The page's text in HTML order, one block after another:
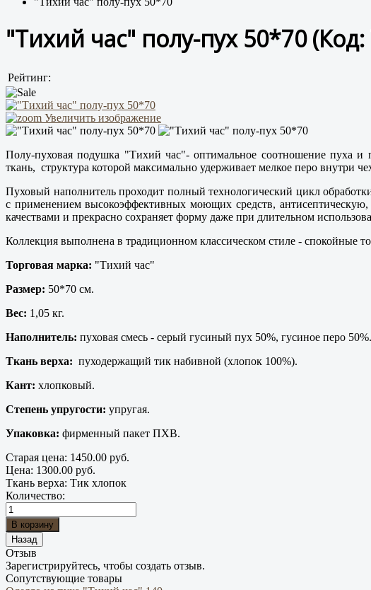
"Тихий час" полу-пух 50*70(Код:
Рейтинг:
Увеличить изображение
Полу-пуховая подушка "Тихий час"- оптимальное соотношение пуха и
ткань, структура которой максимально удерживает мелкое перо внутри
Пуховый наполнитель проходит полный технологический цикл
с применением высокоэффективных моющих средств,
качествами и прекрасно сохраняет форму даже при длительном
Коллекция выполнена в традиционном классическом стиле - спокойные
Торговая марка: "Тихий час"
Размер: 50*70 см.
Вес: 1,05 кг.
Наполнитель: пуховая смесь - серый гусиный пух 50%, гусиное перо 50%.
Ткань верха: пуходержащий тик набивной (хлопок 100%).
Кант: хлопковый.
Степень упругости: упругая.
Упаковка: фирменный пакет ПХВ.
Старая цена: 1450.00 руб.
Цена: 1300.00 руб.
Ткань верха: Тик хлопок
Количество:
Отзыв
Зарегистрируйтесь, чтобы создать отзыв.
Сопутствующие товары